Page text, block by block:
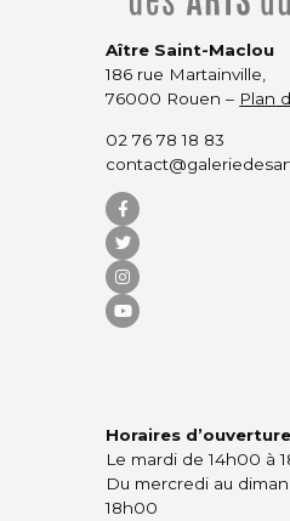
Aître Saint-Maclou
186 rue Martainville,
76000 Rouen – Plan
02 76 78 18 83
Horaires d’ouverture
Le mardi de 14h00 à
Du mercredi au
18h00